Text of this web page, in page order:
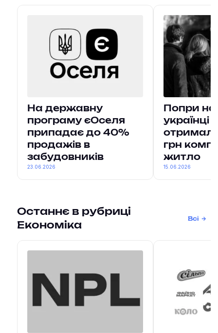
На державну
програму єОселя
припадає до 40%
продажів в
забудовників
23.06.2026
Попри
українці
грн
житло
15.06.2026
Останнє в рубриці
Економіка
Всі